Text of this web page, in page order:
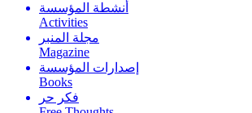
أنشطة المؤسسة
Activities
مجلة المنبر
Magazine
إصدارات المؤسسة
Books
فكر حر